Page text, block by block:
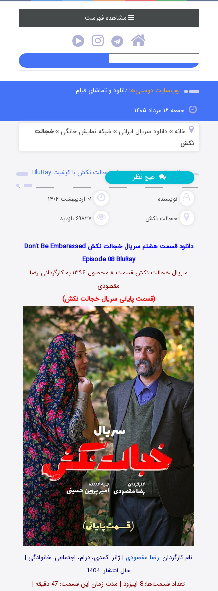
مشاهده فهرست
وب‌سایت دوستی‌هادانلود و تماشای فیلم
جمعه ۱۶ مرداد ۱۴۰۵
خانه »دانلود سریال ایرانی » شبکه نمایش خانگی »خجالت
نکش
دانلود قسمت هشتم سریال خجالت نکش با کیفیت BluRay
نویسنده ۰۱ اردیبهشت ۱۴۰۴
خجالت نکش ۶۹۸۳۷ بازدید
هیچ نظر
دانلود قسمت هشتم سریال خجالت نکش Don’t Be Embarassed
Episode 08 BluRay
سریال خجالت نکش قسمت ۸ محصول ۱۳۹۶ به کارگردانی رضا
مقصودی
(قسمت پایانی سریال خجالت نکش)
نام کارگردان: رضا مقصودی | ژانر: کمدی، درام، اجتماعی، خانوادگی |
سال انتشار: 1404
تعداد قسمت‌ها: 8 اپیزود | مدت زمان این قسمت: 47 دقیقه |